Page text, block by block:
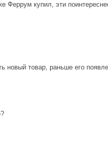
Феррум купил, эти
новый товар, раньше его